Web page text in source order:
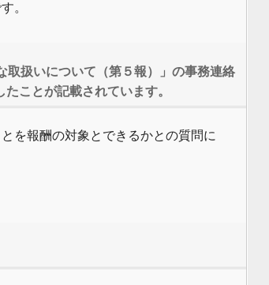
。
取扱いについて（第５報）」の事務連絡
ことが記載されています。
を報酬の対象とできるかとの質問に